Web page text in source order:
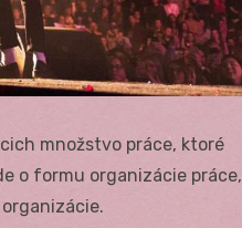
množstvo práce, ktoré
o formu organizácie práce,